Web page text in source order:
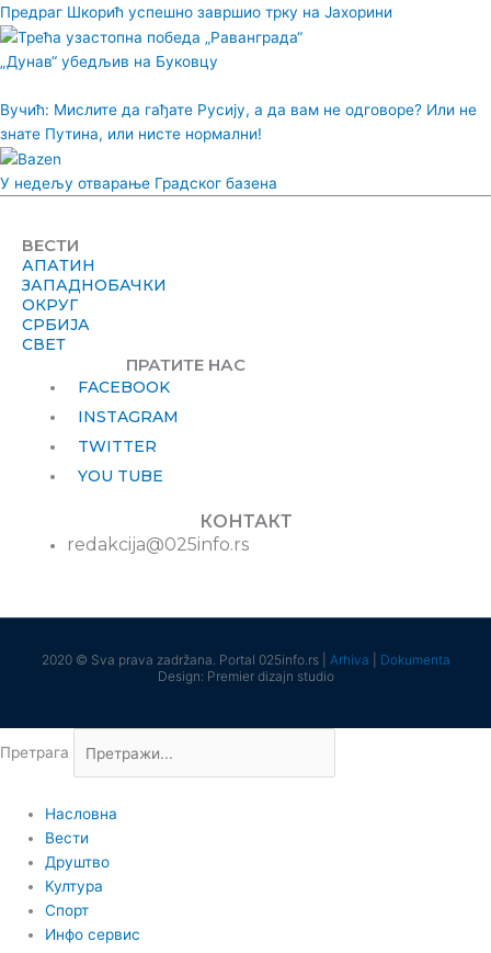
Предраг Шкорић успешно завршио трку на Јахорини
„Дунав“ убедљив на Буковцу
Вучић: Мислите да гађате Русију, а да вам не одговоре? Или не
знате Путина, или нисте нормални!
У недељу отварање Градског базена
ВЕСТИ
АПАТИН
ЗАПАДНОБАЧКИ
ОКРУГ
СРБИЈА
СВЕТ
ПРАТИТЕ НАС
FACEBOOK
INSTAGRAM
TWITTER
YOU TUBE
КОНТАКТ
redakcija@025info.rs
2020 © Sva prava zadržana. Portal 025info.rs | Arhiva
Dokumenta
Design: Premier dizajn studio
Претрага
Насловна
Вести
Друштво
Култура
Спорт
Инфо сервис